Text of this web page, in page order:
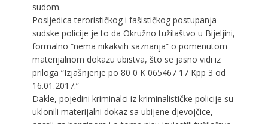
sudom.
Posljedica terorističkog i fašističkog postupanja
sudske policije je to da Okružno tužilaštvo u Bijeljini,
formalno “nema nikakvih saznanja” o pomenutom
materijalnom dokazu ubistva, što se jasno vidi iz
priloga “Izjašnjenje po 80 0 K 065467 17 Kpp 3 od
16.01.2017.”
Dakle, pojedini kriminalci iz kriminalističke policije su
uklonili materijalni dokaz sa ubijene djevojčice,